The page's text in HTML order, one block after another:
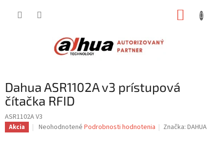
Dahua ASR1102A v3 prístupová
čítačka RFID
ASR1102A V3
Akcia
Priemerné
Neohodnotené Podrobnosti hodnotenia Značka:DAHUA